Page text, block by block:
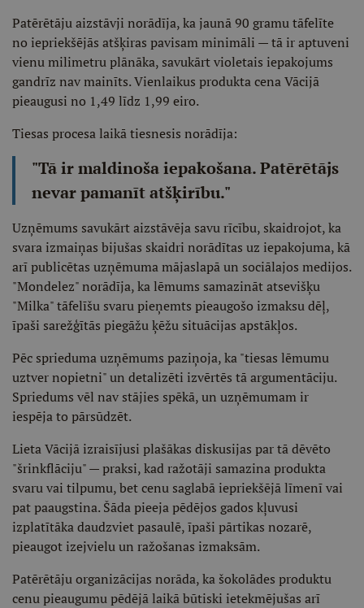
Patērētāju aizstāvji norādīja, ka jaunā 90 gramu tāfelīte
no iepriekšējās atšķiras pavisam minimāli — tā ir aptuveni
vienu milimetru plānāka, savukārt violetais iepakojums
gandrīz nav mainīts. Vienlaikus produkta cena Vācijā
pieaugusi no 1,49 līdz 1,99 eiro.
Tiesas procesa laikā tiesnesis norādīja:
"Tā ir maldinoša iepakošana. Patērētājs
nevar pamanīt atšķirību."
Uzņēmums savukārt aizstāvēja savu rīcību, skaidrojot, ka
svara izmaiņas bijušas skaidri norādītas uz iepakojuma, kā
arī publicētas uzņēmuma mājaslapā un sociālajos medijos.
"Mondelez" norādīja, ka lēmums samazināt atsevišķu
"Milka" tāfelīšu svaru pieņemts pieaugošo izmaksu dēļ,
īpaši sarežģītās piegāžu ķēžu situācijas apstākļos.
Pēc sprieduma uzņēmums paziņoja, ka "tiesas lēmumu
uztver nopietni" un detalizēti izvērtēs tā argumentāciju.
Spriedums vēl nav stājies spēkā, un uzņēmumam ir
iespēja to pārsūdzēt.
Lieta Vācijā izraisījusi plašākas diskusijas par tā dēvēto
"šrinkflāciju" — praksi, kad ražotāji samazina produkta
svaru vai tilpumu, bet cenu saglabā iepriekšējā līmenī vai
pat paaugstina. Šāda pieeja pēdējos gados kļuvusi
izplatītāka daudzviet pasaulē, īpaši pārtikas nozarē,
pieaugot izejvielu un ražošanas izmaksām.
Patērētāju organizācijas norāda, ka šokolādes produktu
cenu pieaugumu pēdējā laikā būtiski ietekmējušas arī